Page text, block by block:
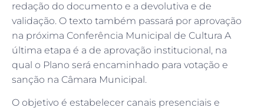
redação do documento e a devolutiva e de
validação. O texto também passará por aprovação
na próxima Conferência Municipal de Cultura A
última etapa é a de aprovação institucional, na
qual o Plano será encaminhado para votação e
sanção na Câmara Municipal.
O objetivo é estabelecer canais presenciais e